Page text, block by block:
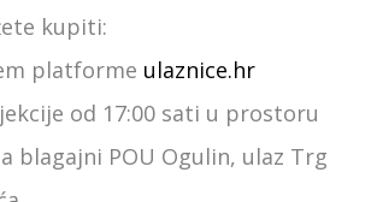
kupiti:
platforme ulaznice.hr
od 17:00 sati u prostoru
blagajni POU Ogulin, ulaz Trg